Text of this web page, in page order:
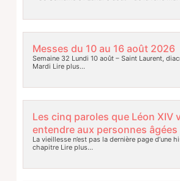
Messes du 10 au 16 août 2026
Semaine 32 Lundi 10 août – Saint Laurent,
Mardi Lire plus…
Les cinq paroles que Léon XIV
entendre aux personnes âgées
La vieillesse n’est pas la dernière page d’une
chapitreLire plus…